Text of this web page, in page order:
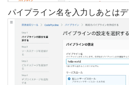
パイプライン名を入力しあとはデ